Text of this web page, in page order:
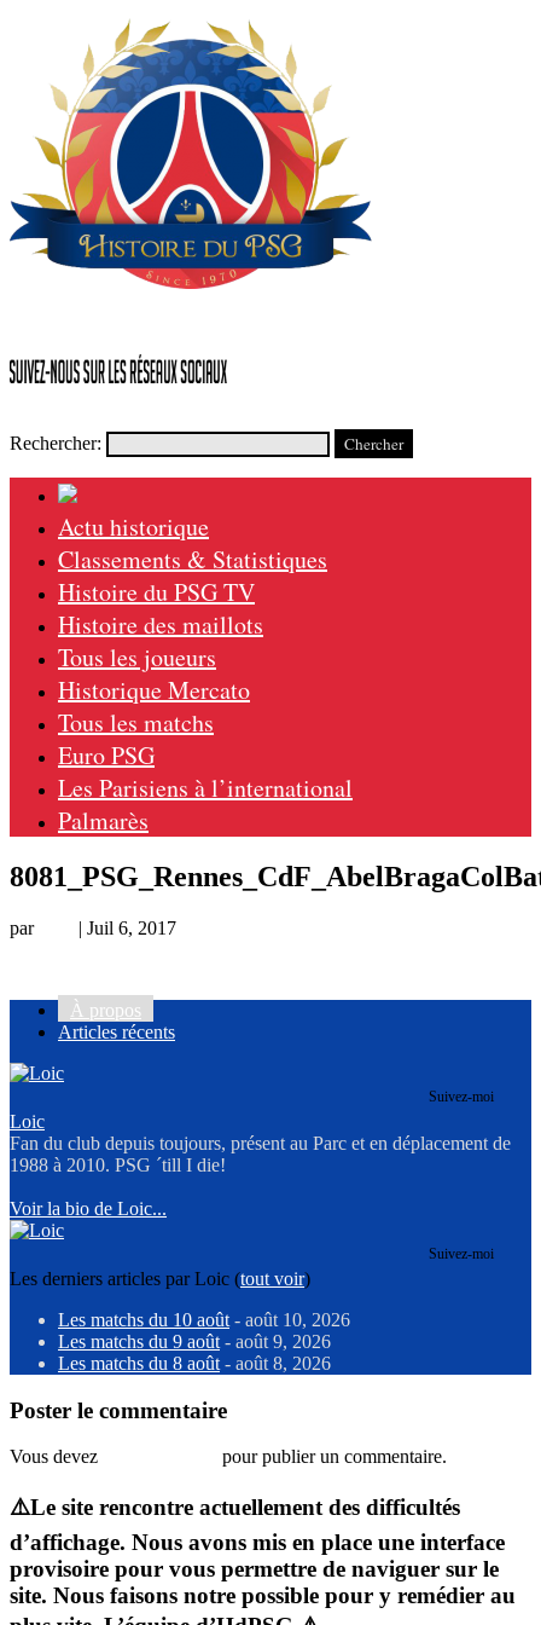
Rechercher:
Actu historique
Classements & Statistiques
Histoire du PSG TV
Histoire des maillots
Tous les joueurs
Historique Mercato
Tous les matchs
Euro PSG
Les Parisiens à l’international
Palmarès
par | Juil 6, 2017
À propos
Articles récents
Suivez-moi
Loic
Fan du club depuis toujours, présent au Parc et en déplacement de
1988 à 2010. PSG ´till I die!
Voir la bio de Loic...
Suivez-moi
Les derniers articles par Loic (tout voir)
Les matchs du 10 août - août 10, 2026
Les matchs du 9 août - août 9, 2026
Les matchs du 8 août - août 8, 2026
Poster le commentaire
Vous devez pour publier un commentaire.
⚠️Le site rencontre actuellement des difficultés
d’affichage. Nous avons mis en place une interface
provisoire pour vous permettre de naviguer sur le
site. Nous faisons notre possible pour y remédier au